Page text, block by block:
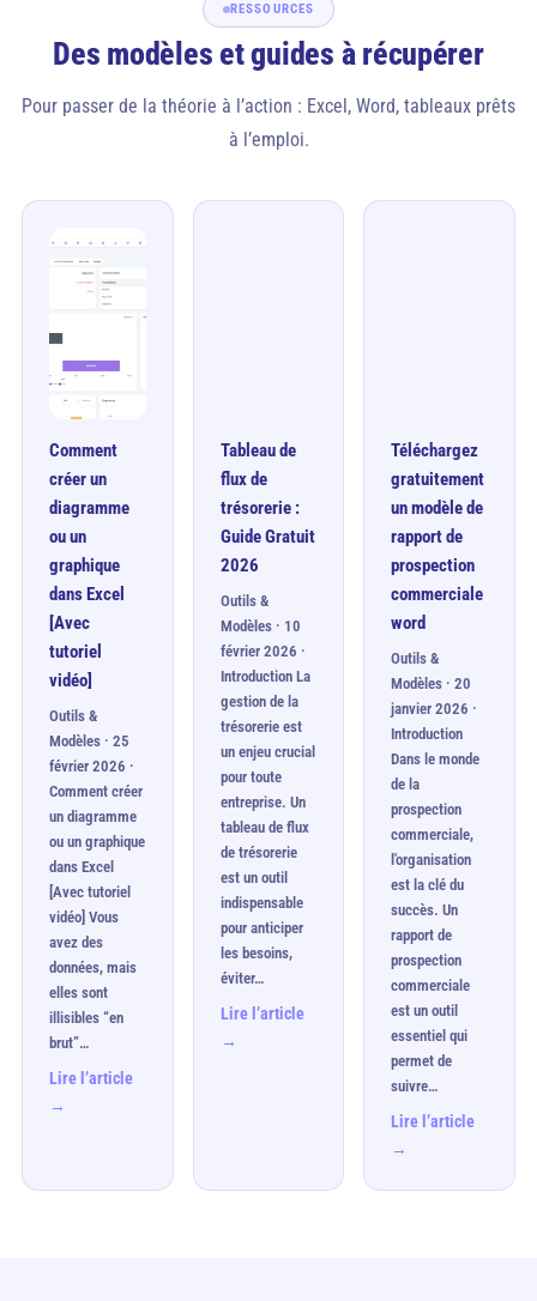
RESSOURCES
Des modèles et guides à récupérer
Pour passer de la théorie à l’action : Excel, Word, tableaux prêts
à l’emploi.
Comment
créer un
diagramme
ou un
graphique
dans Excel
[Avec
tutoriel
vidéo]
Outils &
Modèles · 25
février 2026 ·
Comment créer
un diagramme
ou un graphique
dans Excel
[Avec tutoriel
vidéo] Vous
avez des
données, mais
elles sont
illisibles “en
brut”…
Lire l’article
→
Tableau de
flux de
trésorerie :
Guide Gratuit
2026
Outils &
Modèles · 10
février 2026 ·
Introduction La
gestion de la
trésorerie est
un enjeu crucial
pour toute
entreprise. Un
tableau de flux
de trésorerie
est un outil
indispensable
pour anticiper
les besoins,
éviter…
Lire l’article
→
Téléchargez
gratuitement
un modèle de
rapport de
prospection
commerciale
word
Outils &
Modèles · 20
janvier 2026 ·
Introduction
Dans le monde
de la
prospection
commerciale,
l'organisation
est la clé du
succès. Un
rapport de
prospection
commerciale
est un outil
essentiel qui
permet de
suivre…
Lire l’article
→